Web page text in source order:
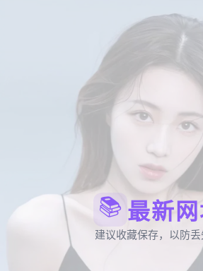
📚 最新
建议收藏保存，以防丢